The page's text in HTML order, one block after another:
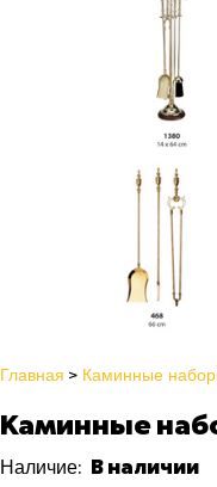
Главная Каминные
Каминные
Наличие: В наличии